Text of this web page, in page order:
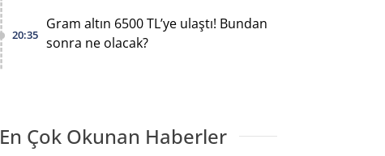
20:35
Gram altın 6500 TL’ye ulaştı! Bundan
sonra ne olacak?
En Çok Okunan Haberler